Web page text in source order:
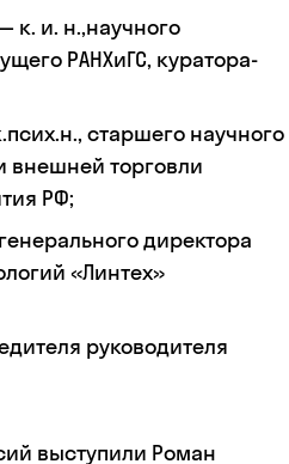
к. и. н.,научного
РАНХиГС, куратора-
старшего научного
внешней торговли
РФ;
директора
«Линтех»
руководителя
выступили Роман